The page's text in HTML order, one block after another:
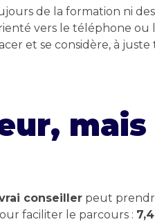
de la formation ni
vers le téléphone
et se considère, à juste
mais
conseiller peut
faciliter le parcours :